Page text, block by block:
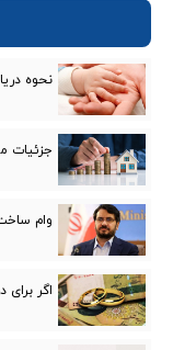
نحوه
جزئیات
وام ساخت مسکن
اگر